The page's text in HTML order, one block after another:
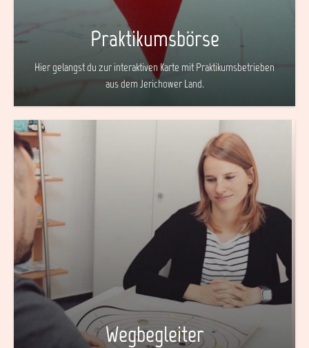
Praktikumsbörse
Hier gelangst du zur interaktiven Karte mit Praktikumsbetrieben
aus dem Jerichower Land.
Wegbegleiter